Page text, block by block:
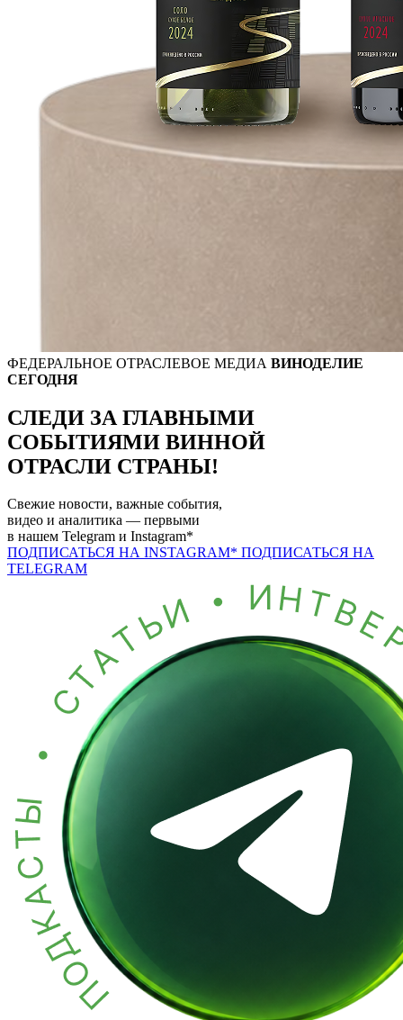
ФЕДЕРАЛЬНОЕ ОТРАСЛЕВОЕ МЕДИА ВИНОДЕЛИЕ
СЕГОДНЯ
СЛЕДИ ЗА ГЛАВНЫМИ
СОБЫТИЯМИ ВИННОЙ
ОТРАСЛИ СТРАНЫ!
Свежие новости, важные события,
видео и аналитика — первыми
в нашем Telegram и Instagram*
ПОДПИСАТЬСЯ НА INSTAGRAM* ПОДПИСАТЬСЯ НА
TELEGRAM